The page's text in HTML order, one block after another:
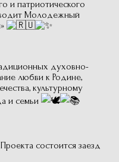
и патриотического
Молодежный
духовно-
любви к Родине,
культурному
и семьи
состоится заезд